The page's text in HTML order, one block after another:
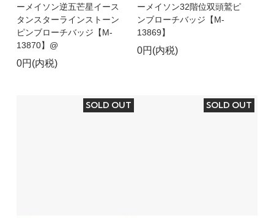
ーメイソン逆五芒星イース
タンスターラインストーン
ピンブローチバッジ【M-
13870】@
0円(内税)
ーメイソン32階位双頭鷲ピ
ンブローチバッジ【M-
13869】
0円(内税)
SOLD OUT SOLD OUT